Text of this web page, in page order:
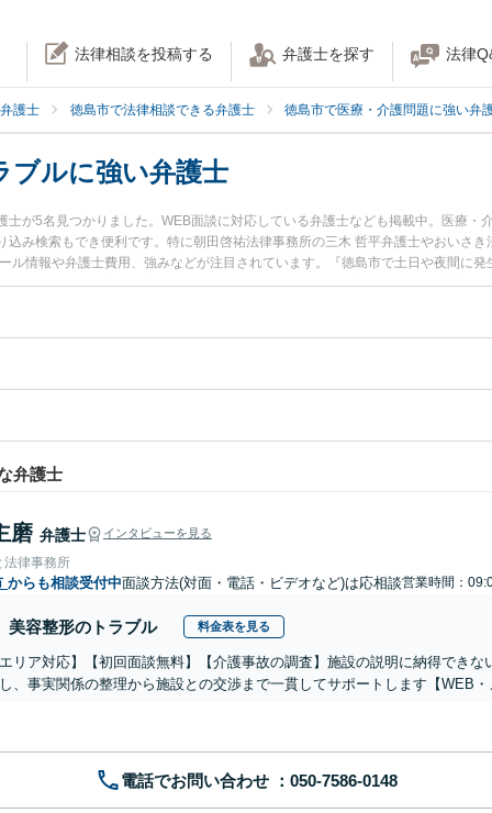
法律相談を投稿する 弁護士を探す 法律
護士 徳島市で法律相談できる弁護士 徳島市で医療・介護問題に強い弁
ブルに強い弁護士
が5名見つかりました。WEB面談に対応している弁護士なども掲載中。医療・
み検索もでき便利です。特に朝田啓祐法律事務所の三木 哲平弁護士やおいさ
ル情報や弁護士費用、強みなどが注目されています。『徳島市で土日や夜間に
ラブル解決の実績豊富な近くの弁護士を検索したい』『初回相談無料で美容
弁護士
磨 弁護士 インタビューを見る
法律事務所
からも相談受付中面談方法(対面・電話・ビデオなど)は応相談営業時間：
美容整形のトラブル 料金表を見る
リア対応】【初回面談無料】【介護事故の調査】施設の説明に納得でき
、事実関係の整理から施設との交渉まで一貫してサポートします【WEB
電話でお問い合わせ